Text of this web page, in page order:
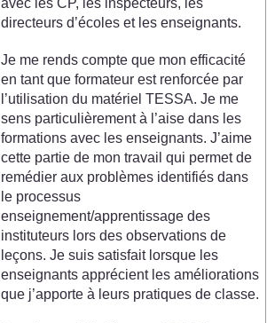
avec les CP, les inspecteurs, les
directeurs d’écoles et les enseignants.
Je me rends compte que mon efficacité
en tant que formateur est renforcée par
l’utilisation du matériel TESSA. Je me
sens particulièrement à l’aise dans les
formations avec les enseignants. J’aime
cette partie de mon travail qui permet de
remédier aux problèmes identifiés dans
le processus
enseignement/apprentissage des
instituteurs lors des observations de
leçons. Je suis satisfait lorsque les
enseignants apprécient les améliorations
que j’apporte à leurs pratiques de classe.